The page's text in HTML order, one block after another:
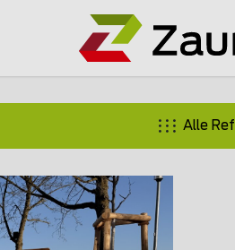
Alle